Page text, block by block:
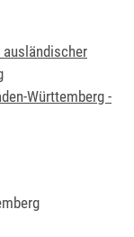
Württemberg -